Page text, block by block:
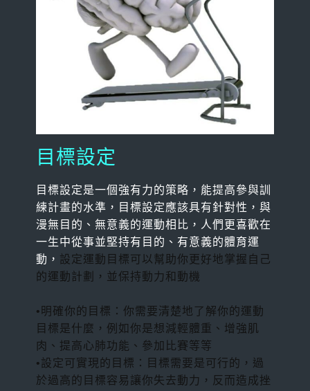
目標設定
目標設定是一個強有力的策略，能提高參與訓
練計畫的水準， 目標設定應該具有針對性 ，與
漫無目的、無意義的運動相比，人們更喜歡在
一生中從事並堅持有目的、有意義的體育運
動， 設定運動目標可以幫助你更好地掌握自己
的運動計劃，並保持動力和動機
•明確你的目標：你需要清楚地了解你的運動
目標是什麼，例如你是想減輕體重、增強肌
肉、提高心肺功能、參加比賽等等
•設定可實現的目標：目標需要是可行的，過
於過高的目標容易讓你失去動力，反而造成挫